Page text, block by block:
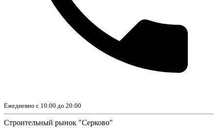
Ежедневно с 10:00 до 20:00
Строительный рынок "Серково"